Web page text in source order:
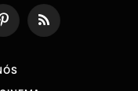
PinterestRSS